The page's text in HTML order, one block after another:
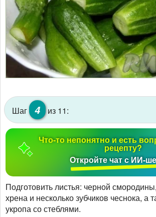
Шаг 4 из 11:
Что-то непонятно и есть
рецепту?
Откройте чат с ИИ-
Подготовить листья: черной
хрена и несколько зубчиков чеснока, а
укропа со стеблями.